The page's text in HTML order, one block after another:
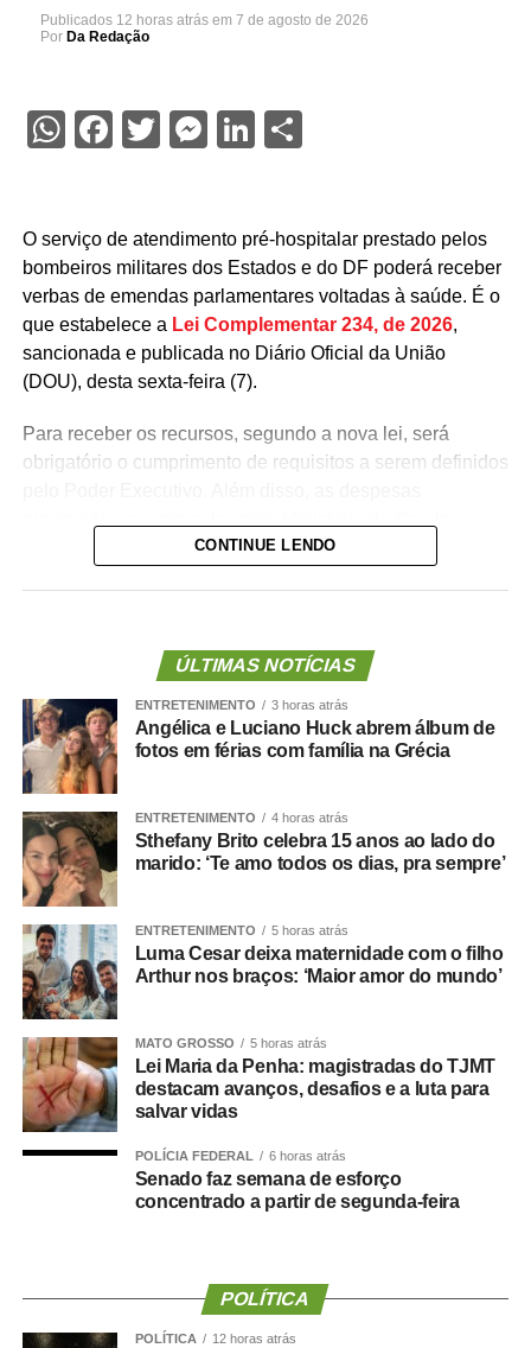
Publicados 12 horas atrás em 7 de agosto de 2026
Por Da Redação
WhatsApp
Facebook
TwitterMessenger
LinkedIn
O serviço de atendimento pré-hospitalar prestado pelos
bombeiros militares dos Estados e do DF poderá receber
verbas de emendas parlamentares voltadas à saúde. É o
que estabelece a Lei Complementar 234, de 2026,
sancionada e publicada no Diário Oficial da União
(DOU), desta sexta-feira (7).
Para receber os recursos, segundo a nova lei, será
obrigatório o cumprimento de requisitos a serem definidos
A lei proíbe o uso dessas emendas para pagamento de
não seja relativo ao atendimento pré-hospitalar.
Com origem noProjeto de Lei Complementar (PLP)
18/2021, de autoria do deputado Guilherme Derrite (PP-
SP), a matéria foi
ano, com parecer favorável do senador Nelsinho Trad
(PSD-MS).
Agência Senado (Reprodução autorizada mediante
citação da Agência Senado)
Fonte:Agência Senado
COMENTE ABAIXO:
WhatsApp
Facebook
Twitter
Messenger
LinkedIn
Share
CONTINUE LENDO
ÚLTIMAS NOTÍCIAS
ENTRETENIMENTO 3 horas atrás
Angélica e Luciano Huck abrem álbum de
fotos em férias com família na Grécia
ENTRETENIMENTO 4 horas atrás
Sthefany Brito celebra 15 anos ao lado do
marido: ‘Te amo todos os dias, pra sempre’
ENTRETENIMENTO 5 horas atrás
Luma Cesar deixa maternidade com o filho
Arthur nos braços: ‘Maior amor do mundo’
MATO GROSSO 5 horas atrás
Lei Maria da Penha: magistradas do TJMT
destacam avanços, desafios e a luta para
salvar vidas
POLÍCIA FEDERAL 6 horas atrás
Senado faz semana de esforço
concentrado a partir de segunda-feira
POLÍTICA
POLÍTICA 12 horas atrás